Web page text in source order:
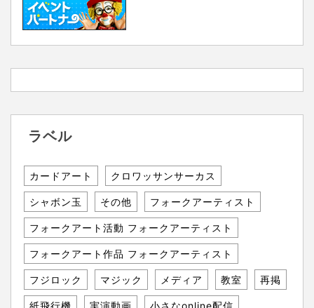
ラベル
カードアート クロワッサンサーカス
シャボン玉 その他 フォークアーティスト
フォークアート活動 フォークアーティスト
フォークアート作品 フォークアーティスト
フジロック マジック メディア 教室 再掲
紙飛行機 実演動画 小さなonline配信